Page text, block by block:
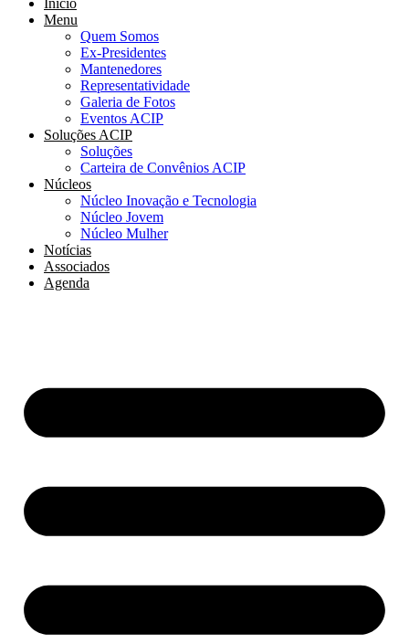
Início
Menu
Quem Somos
Ex-Presidentes
Mantenedores
Representatividade
Galeria de Fotos
Eventos ACIP
Soluções ACIP
Soluções
Carteira de Convênios ACIP
Núcleos
Núcleo Inovação e Tecnologia
Núcleo Jovem
Núcleo Mulher
Notícias
Associados
Agenda